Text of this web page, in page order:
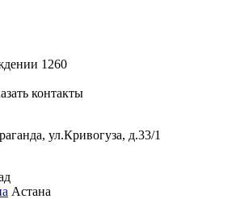
1260
контакты
ул.Кривогуза, д.33/1
Астана